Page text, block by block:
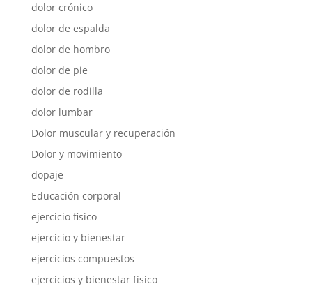
dolor crónico
dolor de espalda
dolor de hombro
dolor de pie
dolor de rodilla
dolor lumbar
Dolor muscular y recuperación
Dolor y movimiento
dopaje
Educación corporal
ejercicio fisico
ejercicio y bienestar
ejercicios compuestos
ejercicios y bienestar físico